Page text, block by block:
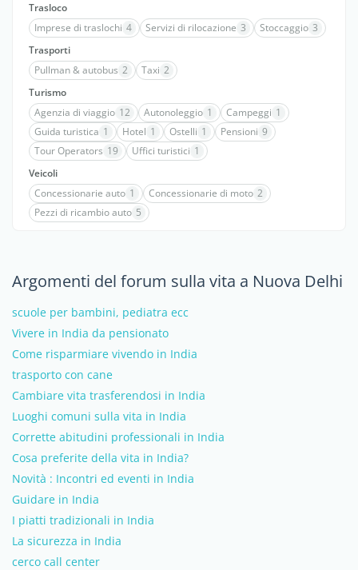
Trasloco
Imprese di traslochi 4 Servizi di rilocazione 3 Stoccaggio 3
Trasporti
Pullman & autobus 2 Taxi 2
Turismo
Agenzia di viaggio 12 Autonoleggio 1 Campeggi 1
Guida turistica 1 Hotel 1 Ostelli 1 Pensioni 9
Tour Operators 19 Uffici turistici 1
Veicoli
Concessionarie auto 1 Concessionarie di moto 2
Pezzi di ricambio auto 5
Argomenti del forum sulla vita a Nuova Delhi
scuole per bambini, pediatra ecc
Vivere in India da pensionato
Come risparmiare vivendo in India
trasporto con cane
Cambiare vita trasferendosi in India
Luoghi comuni sulla vita in India
Corrette abitudini professionali in India
Cosa preferite della vita in India?
Novità : Incontri ed eventi in India
Guidare in India
I piatti tradizionali in India
La sicurezza in India
cerco call center